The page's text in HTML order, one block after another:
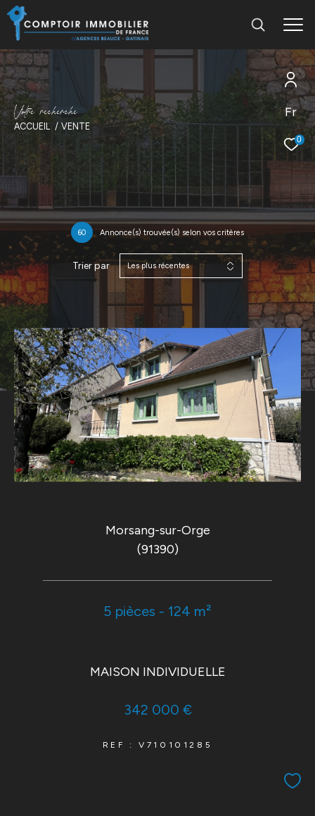
Fr
0
Votre recherche
ACCUEIL VENTE
60 Annonce(s) trouvée(s) selon vos critères
Trier par Les plus récentes
Morsang-sur-Orge
(91390)
5 pièces - 124 m²
MAISON INDIVIDUELLE
342 000 €
REF : V710101285